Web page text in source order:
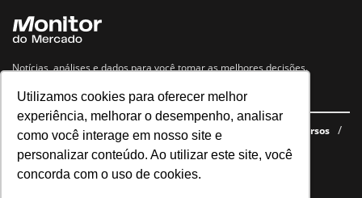
Utilizamos cookies para oferecer melhor
experiência, melhorar o desempenho, analisar
como você interage em nosso site e
personalizar conteúdo. Ao utilizar este site, você
concorda com o uso de cookies.
Notícias, análises e dados para você tomar as melhores decisões.
Navegue no site
Últimas notícias Quem somos E-books gratuitos
Cursos
Política de privacidade